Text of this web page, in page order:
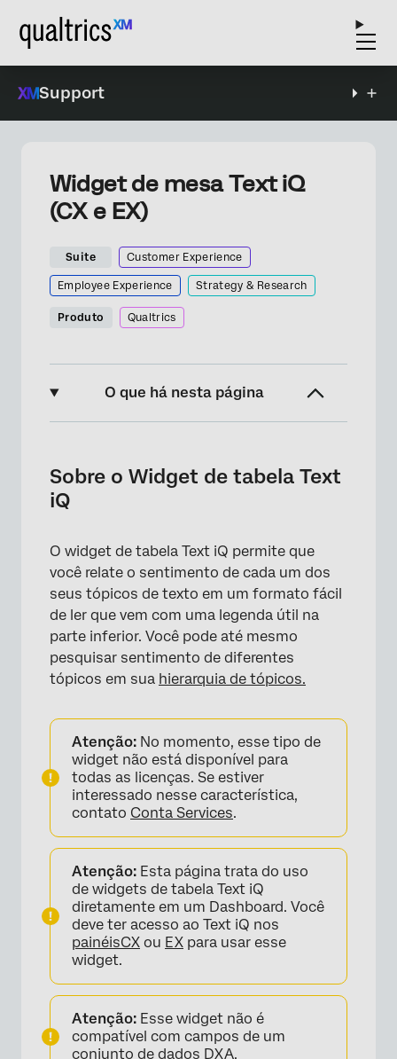
Support
Widget de mesa Text iQ
(CX e EX)
Suite Customer Experience
Employee Experience Strategy & Research
Produto Qualtrics
O que há nesta página
Uso do Text iQ em seu Dashboard
Configuração de coluna
Perguntas frequentes
Sobre o Widget de tabela Text
iQ
O widget de tabela Text iQ permite que
você relate o sentimento de cada um dos
seus tópicos de texto em um formato fácil
de ler que vem com uma legenda útil na
parte inferior. Você pode até mesmo
pesquisar sentimento de diferentes
tópicos em sua hierarquia de tópicos.
Atenção: No momento, esse tipo de
widget não está disponível para
todas as licenças. Se estiver
interessado nesse característica,
contato Conta Services.
Atenção: Esta página trata do uso
de widgets de tabela Text iQ
diretamente em um Dashboard. Você
deve ter acesso ao Text iQ nos
painéisCX ou EX para usar esse
widget.
Atenção: Esse widget não é
compatível com campos de um
conjunto de dados DXA.